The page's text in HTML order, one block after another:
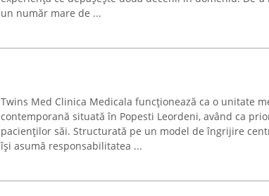
un număr mare de ...
Twins Med Clinica Medicala funcționează ca o unitate
contemporană situată în Popesti Leordeni, având ca
pacienților săi. Structurată pe un model de îngrijire
își asumă responsabilitatea ...